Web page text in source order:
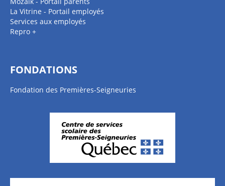
La Vitrine - Portail employés
Services aux employés
Repro +
FONDATIONS
Fondation des Premières-Seigneuries